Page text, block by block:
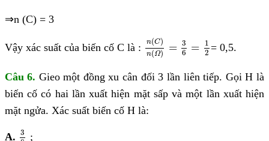
⇒n (C) = 3
Vậy xác suất của biến cố C là : n(C)
n(Ω) = 3
6
=
1
2
n(C) Ω) =
= 0,5.
Câu 6. Gieo một đồng xu cân đối 3 lần liên tiếp. Gọi H là
biến cố có hai lần xuất hiện mặt sấp và một lần xuất hiện
mặt ngửa. Xác suất biến cố H là:
A. 3
3
;